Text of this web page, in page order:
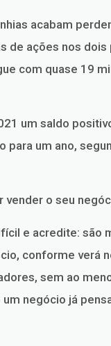
acabam
de ações nos
com quase 19
um saldo
para um ano,
vender o seu
e acredite: são
conforme verá
sem ao
negócio já